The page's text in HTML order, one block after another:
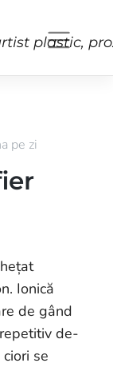
plastic,
pe zi
Ionică
de gând
de-
se